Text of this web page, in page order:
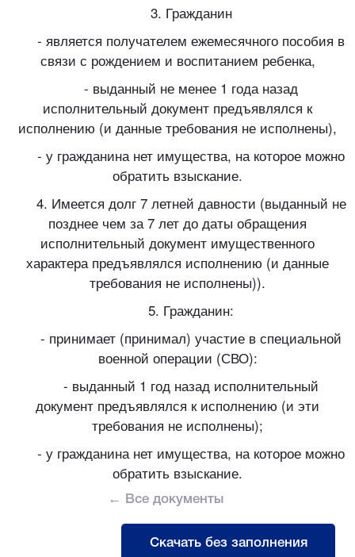
3. Гражданин
- является получателем ежемесячного пособия в
связи с рождением и воспитанием ребенка,
- выданный не менее 1 года назад
исполнительный документ предъявлялся к
исполнению (и данные требования не исполнены),
- у гражданина нет имущества, на которое можно
обратить взыскание.
4. Имеется долг 7 летней давности (выданный не
позднее чем за 7 лет до даты обращения
исполнительный документ имущественного
характера предъявлялся исполнению (и данные
требования не исполнены)).
5. Гражданин:
- принимает (принимал) участие в специальной
военной операции (СВО):
- выданный 1 год назад исполнительный
документ предъявлялся к исполнению (и эти
требования не исполнены);
- у гражданина нет имущества, на которое можно
обратить взыскание.
← Все документы
Скачать без заполнения